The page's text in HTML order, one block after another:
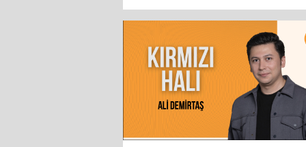
Window
Color
Transparency
Font Size
Text Edge Style
Font Family